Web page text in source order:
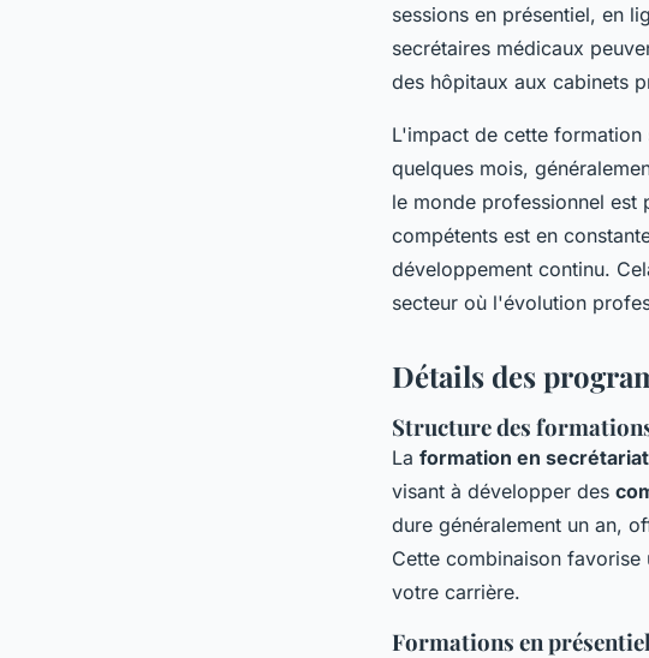
sessions en présentiel, en
secrétaires médicaux
des hôpitaux aux cabinets
L'impact de cette formation
quelques mois,
le monde professionnel est
compétents est en
développement continu.
secteur où l'évolution
Détails des
Structure des
La formation en
visant à développer des
dure généralement un an,
Cette combinaison favorise
votre carrière.
Formations en